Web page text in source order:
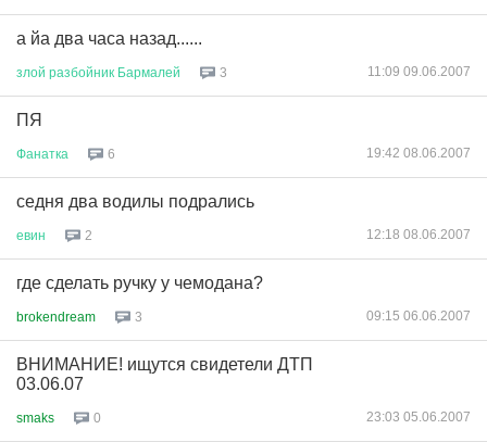
а йа два часа назад......
злой разбойник Бармалей 3 11:09 09.06.2007
ПЯ
Фанатка 6 19:42 08.06.2007
седня два водилы подрались
евин 2 12:18 08.06.2007
где сделать ручку у чемодана?
brokendream 3 09:15 06.06.2007
ВНИМАНИЕ! ищутся свидетели ДТП
03.06.07
smaks 0 23:03 05.06.2007